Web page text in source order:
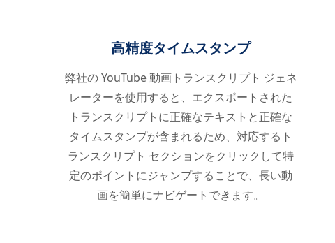
高精度タイムスタンプ
弊社の YouTube 動画トランスクリプト ジェネ
レーターを使用すると、エクスポートされた
トランスクリプトに正確なテキストと正確な
タイムスタンプが含まれるため、対応するト
ランスクリプト セクションをクリックして特
定のポイントにジャンプすることで、長い動
画を簡単にナビゲートできます。